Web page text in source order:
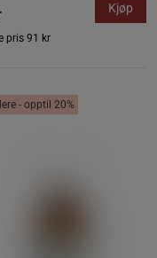
pris 91 kr
Kjøp
- opptil 20%